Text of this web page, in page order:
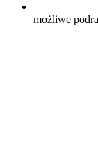
możliwe